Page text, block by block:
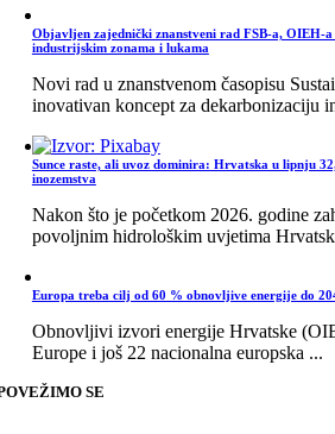
Objavljen zajednički znanstveni rad FSB-a, OIEH-
industrijskim zonama i lukama
Novi rad u znanstvenom časopisu
inovativan koncept za dekarbonizaciju
Sunce raste, ali uvoz dominira: Hrvatska u lipnju
inozemstva
Nakon što je početkom 2026. godine
povoljnim hidrološkim uvjetima
Europa treba cilj od 60 % obnovljive energije do
Obnovljivi izvori energije Hrvatske
Europe i još 22 nacionalna europska ...
SE